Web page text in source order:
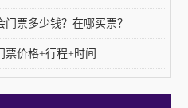
票多少钱？在哪买票？
票价格+行程+时间